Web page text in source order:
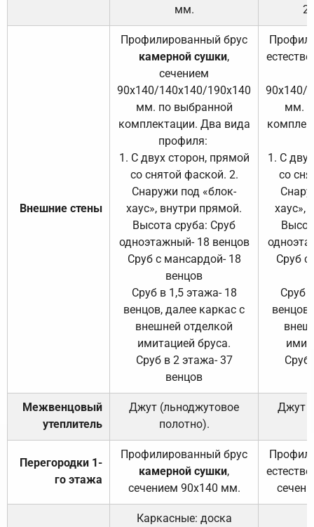
мм.
Внешние стены
Профилированный брус
камерной сушки,
сечением
90х140/140х140/190х140
мм. по выбранной
комплектации. Два вида
профиля:
1. С двух сторон, прямой
со снятой фаской. 2.
Снаружи под «блок-
хаус», внутри прямой.
Высота сруба: Сруб
одноэтажный- 18 венцов
Сруб с мансардой- 18
венцов
Сруб в 1,5 этажа- 18
венцов, далее каркас с
внешней отделкой
имитацией бруса.
Сруб в 2 этажа- 37
венцов
90х140/
мм.
1. С
со
хаус»,
Сруб с
Сруб
Сруб
Межвенцовый
утеплитель
Джут (льноджутовое
полотно).
Джут
Перегородки 1-
го этажа
Профилированный брус
камерной сушки,
сечением 90х140 мм.
Каркасные: доска